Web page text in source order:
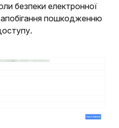
безпеки електронної
пошкодженню